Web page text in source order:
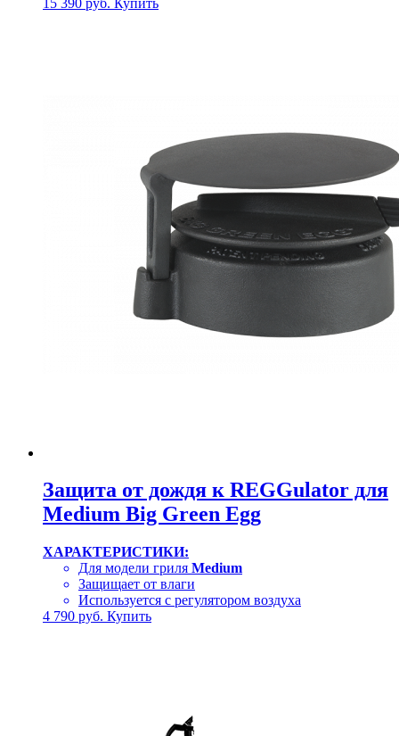
Защита от дождя к REGGulator для
Medium Big Green Egg
ХАРАКТЕРИСТИКИ:
Для модели гриля Medium
Защищает от влаги
Используется с регулятором воздуха
4 790 руб. Купить